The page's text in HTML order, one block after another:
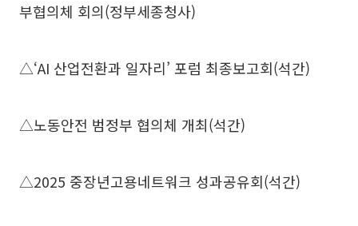
부협의체 회의(정부세종청사)
△‘AI 산업전환과 일자리’ 포럼 최종보고회(석간)
△노동안전 범정부 협의체 개최(석간)
△2025 중장년고용네트워크 성과공유회(석간)